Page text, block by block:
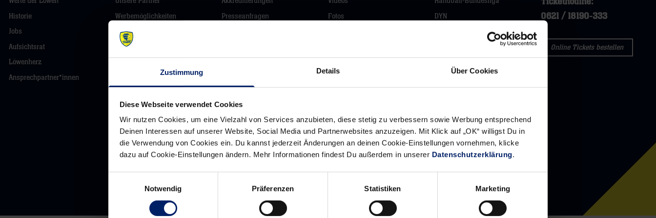
Zustimmung Details Über Cookies
Diese Webseite verwendet Cookies
Wir nutzen Cookies, um eine Vielzahl von Services anzubieten, diese stetig zu verbessern sowie Werbung entsprechend
Deinen Interessen auf unserer Website, Social Media und Partnerwebsites anzuzeigen. Mit Klick auf „OK“ willigst Du in
die Verwendung von Cookies ein. Du kannst jederzeit Änderungen an deinen Cookie-Einstellungen vornehmen, klicke
dazu auf Cookie-Einstellungen ändern. Mehr Informationen findest Du außerdem in unserer Datenschutzerklärung.
Notwendig
Präferenzen Statistiken Marketing
Historie
Jobs
Aufsichtsrat
Löwenherz
Ansprechpartner*innen
Werbemöglichkeiten
VIP Dauerkarten
Business-News
Presseanfragen Fotos
Abruf bei Dyn
DYN
Forum Club Handball
0621 / 18190-333
Online Tickets bestellen
Kontakt Impressum Datenschutz Barrierefreiheit Cookie-Einstellungen Hausordnung SNP DOME AGB SNP dome
Copyright © 2026 Rhein-Neckar Löwen GmbH